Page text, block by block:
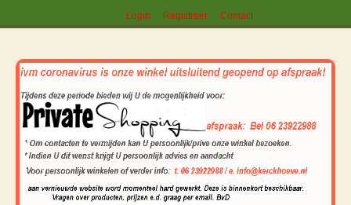
Login Registreer Contact